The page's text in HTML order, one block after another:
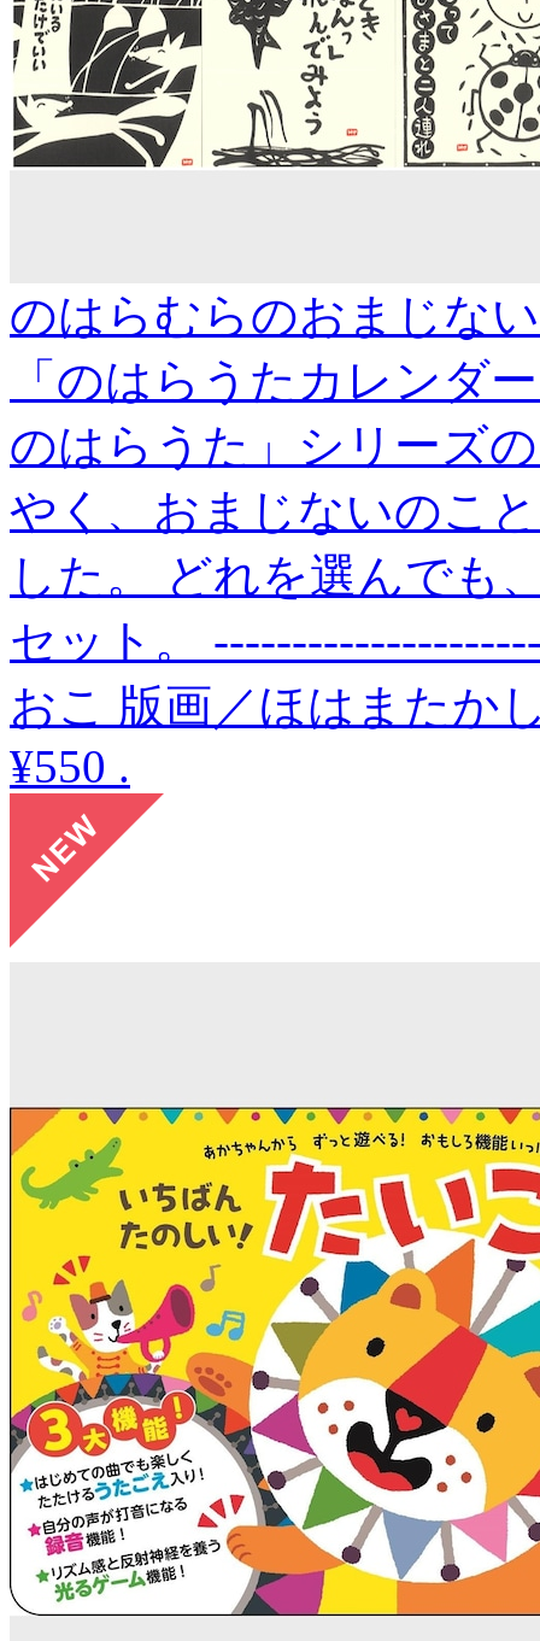
のはらむらのおまじな
「のはらうたカレンダ
のはらうた」シリーズ
やく、おまじないのこ
した。 どれを選んでも
セット。
おこ 版画／ほはまたか
¥550 .